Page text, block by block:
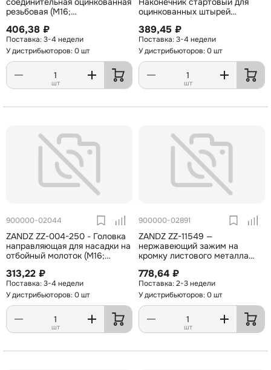
резьбовая (М16;
70 мкм)
406,38 ₽
3-4 недели
У дистрибьюторов: 0 шт
шт
оцинкованных штырей
заземления (М16;
оцинкованная сталь;
термодифузионное покрытие)
389,45 ₽
3-4 недели
У дистрибьюторов: 0 шт
шт
900000-02044
ZANDZ ZZ-004-250 - Головка
направляющая для насадки на
отбойный молоток (М16;
оцинкованная сталь)
313,22 ₽
3-4 недели
У дистрибьюторов: 0 шт
шт
900000-02891
ZANDZ ZZ-11549 —
нержавеющий зажим на
кромку листового металла
токоотвода (D6-10 мм; AISI
304)
778,64 ₽
2-3 недели
У дистрибьюторов: 0 шт
шт